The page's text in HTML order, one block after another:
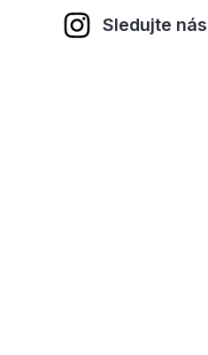
Sledujte